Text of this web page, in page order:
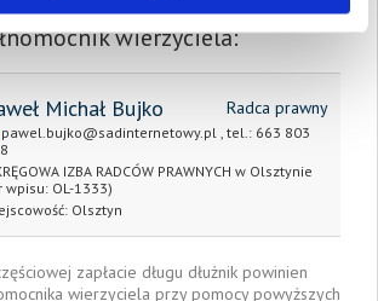
wierzyciela:
Michał Bujko Radca prawny
pawel.bujko@sadinternetowy.pl , tel.: 663 803
IZBA RADCÓW PRAWNYCH w Olsztynie
wpisu: OL-1333)
Olsztyn
zapłacie długu dłużnik powinien
wierzyciela przy pomocy powyższych